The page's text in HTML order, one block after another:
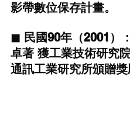
影帶數位保存計畫。
◼ 民國90年（2001）
卓著 獲工業技術研究
通訊工業研究所頒贈獎